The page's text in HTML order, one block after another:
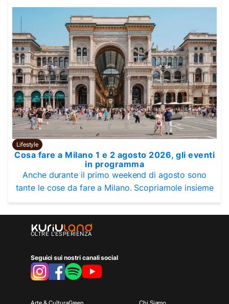
Lifestyle
Cosa fare a Milano 1 e 2 agosto 2026, gli eventi
in programma
Anche durante il primo weekend di agosto sono
tante le cose da fare a Milano. Scopriamole insieme
OLTRE L'ESPERIENZA
Seguici sui nostri canali social